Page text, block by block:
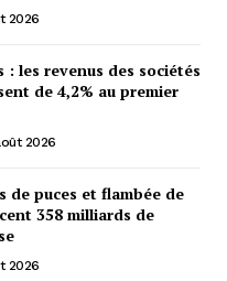
2026
: les revenus des sociétés
de 4,2% au premier
2026
de puces et flambée de
358 milliards de
2026